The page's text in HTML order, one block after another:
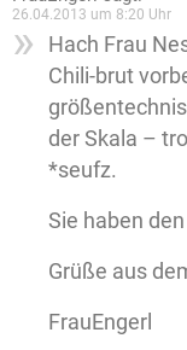
26.04.2013 um 8:20 Uhr
Hach Frau
Chili-brut
der Skala –
*seufz.
Sie haben
Grüße aus
FrauEngerl